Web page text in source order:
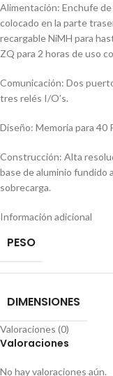
Alimentación: Enchufe
colocado en la parte
recargable NiMH para
ZQ para 2 horas de uso
Comunicación: Dos
tres relés I/O’s.
Diseño: Memoria para 40
Construcción: Alta
base de aluminio fundido
sobrecarga.
Información adicional
PESO
DIMENSIONES
Valoraciones (0)
Valoraciones
No hay valoraciones aún.